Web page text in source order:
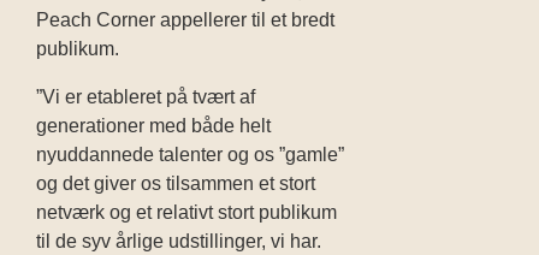
Peach Corner appellerer til et bredt
publikum.
”Vi er etableret på tvært af
generationer med både helt
nyuddannede talenter og os ”gamle”
og det giver os tilsammen et stort
netværk og et relativt stort publikum
til de syv årlige udstillinger, vi har.